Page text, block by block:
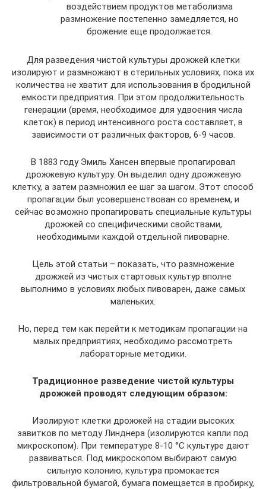
воздействием продуктов метаболизма
размножение постепенно замедляется, но
брожение еще продолжается.
Для разведения чистой культуры дрожжей клетки
изолируют и размножают в стерильных условиях, пока их
количества не хватит для использования в бродильной
емкости предприятия. При этом продолжительность
генерации (время, необходимое для удвоения числа
клеток) в период интенсивного роста составляет, в
зависимости от различных факторов, 6-9 часов.
В 1883 году Эмиль Хансен впервые пропагировал
дрожжевую культуру. Он выделил одну дрожжевую
клетку, а затем размножил ее шаг за шагом. Этот способ
пропагации был усовершенствован со временем, и
сейчас возможно пропагировать специальные культуры
дрожжей со специфическими свойствами,
необходимыми каждой отдельной пивоварне.
Цель этой статьи – показать, что размножение
дрожжей из чистых стартовых культур вполне
выполнимо в условиях любых пивоварен, даже самых
маленьких.
Но, перед тем как перейти к методикам пропагации на
малых предприятиях, необходимо рассмотреть
лабораторные методики.
Традиционное разведение чистой культуры
дрожжей проводят следующим образом:
Изолируют клетки дрожжей на стадии высоких
завитков по методу Линднера (изолируются капли под
микроскопом). При температуре 8-10 °С культуре дают
развиваться. Под микроскопом выбирают самую
сильную колонию, культура промокается
фильтровальной бумагой, бумага помещается в пробирку,